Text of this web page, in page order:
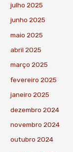
julho 2025
junho 2025
maio 2025
abril 2025
março 2025
fevereiro 2025
janeiro 2025
dezembro 2024
novembro 2024
outubro 2024